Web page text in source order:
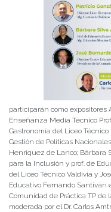
participarán como
Enseñanza Media Técnico
Gastronomía del Liceo
Gestión de Políticas
Henríquez de Lanco; Bárbara
para la Inclusión y prof. de
del Liceo Técnico Valdivia y
Educativo Fernando
Comunidad de Práctica TP de
moderada por el Dr. Carlos